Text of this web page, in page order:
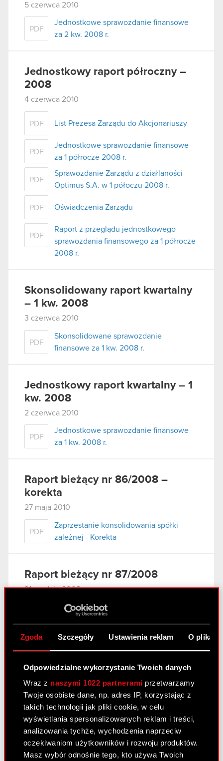
Zgoda Szczegóły Ustawienia reklam O
Odpowiedzialne wykorzystanie Twoich danych
Wraz z naszymi 1022 partnerami przetwarzamy
Twoje osobiste dane, np. adres IP, korzystając z
takich technologii jak pliki cookie, w celu
wyświetlania spersonalizowanych reklam i treści,
analizowania tychże, wychodzenia naprzeciw
oczekiwaniom użytkowników i rozwoju produktów.
Masz wybór odnośnie tego, kto używa Twoich
5 czerwca 2010
PDF
Jednostkowe sprawozdanie finansowe
za 2 kw. 2008 r.
Jednostkowy raport półroczny –
2008
4 czerwca 2010
PDF List Prezesa Zarządu do Akcjonariuszy
PDF
Jednostkowe sprawozdanie finansowe
za 1 półrocze 2008 r.
PDF
Sprawozdanie Zarządu z działlaności
Optimus S.A. w 1 półoczu 2008 r.
PDF Oświadczenia Zarządu
PDF
Raport z przeglądu jednostkowego
sprawozdania finansowego za 1 półrocze
2008 r.
Skonsolidowany raport kwartalny
– 1 kw. 2008
3 czerwca 2010
PDF
Skonsolidowane sprawozdanie
finansowe za 1 kw. 2008 r.
Jednostkowy raport kwartalny – 1
kw. 2008
2 czerwca 2010
PDF
Jednostkowe sprawozdanie finansowe
za 1 kw. 2008 r.
Raport bieżący nr 86/2008 –
korekta
27 maja 2010
PDF
Zaprzestanie konsolidowania spółki
zależnej - Korekta
Raport bieżący nr 87/2008
31 grudnia 2008
Terminy przekazywania raportów
okresowych w 2009 roku
31 grudnia 2008
PDF
Zaprzestanie konsolidowania spółki
Raport bieżący nr 85/2008
22 grudnia 2008